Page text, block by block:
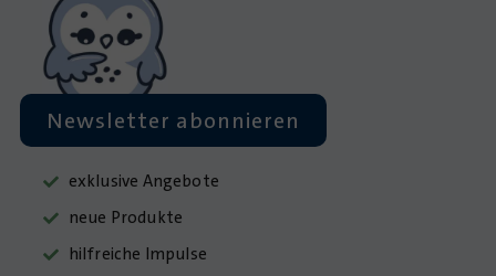
Newsletter abonnieren
exklusive Angebote
neue Produkte
hilfreiche Impulse